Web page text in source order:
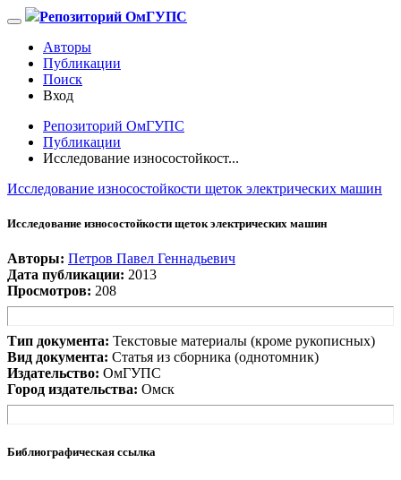
Репозиторий ОмГУПС
Авторы
Публикации
Поиск
Вход
Репозиторий ОмГУПС
Публикации
Исследование износостойкост...
Исследование износостойкости щеток электрических машин
Исследование износостойкости щеток электрических машин
Авторы: Петров Павел Геннадьевич
Дата публикации: 2013
Просмотров: 208
Тип документа: Текстовые материалы (кроме рукописных)
Вид документа: Статья из сборника (однотомник)
Издательство: ОмГУПС
Город издательства: Омск
Библиографическая ссылка